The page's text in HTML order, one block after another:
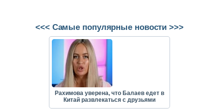
<<< Самые популярные новости >>>
Рахимова уверена, что Балаев едет в
Китай развлекаться с друзьями